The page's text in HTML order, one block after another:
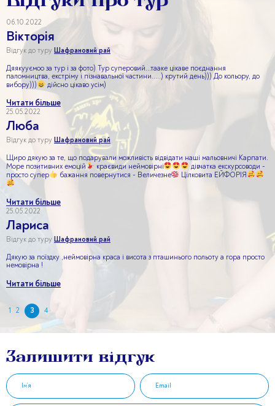
06.10.2022
Вікторія
Відгук до туру Шафрановий рай
Дяякууємоо за тур і за фото) Тур суперовий...тааке цікаве поєднання
паломництва, екстріму і пізнавальної частини.....) крутий день))) До кольору, до
вибору)))
дійсно цікаво усім)
Читати більше
25.05.2022
Люба
Відгук до туру Шафрановий рай
Щиро дякую за те, що подарували можливість відвідати наші мальовничі Карпати.
Море позитивних емоцій
краєвиди неймовірні
дівчатка екскурсоводи -
просто супер
бажання повернутися - Величезне Цілковита ЕЙФОРІЯ
Читати більше
25.05.2022
Лариса
Відгук до туру Шафрановий рай
Дякую за поїздку ,неймовірна краса і висота з пташинього польоту а гора просто
немовірна !
Читати більше
Пагінація
коментарів
1 2 3 4
Залишити відгук